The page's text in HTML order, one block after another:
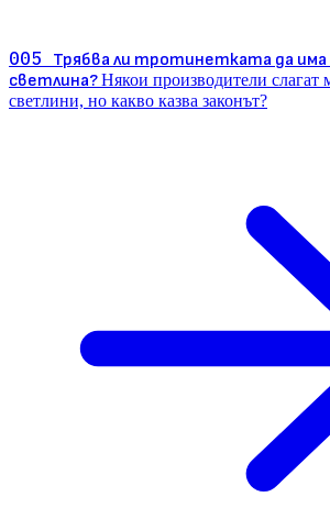
005 Трябва ли тротинетката да
светлина?Някои производители слагат
светлини, но какво казва законът?